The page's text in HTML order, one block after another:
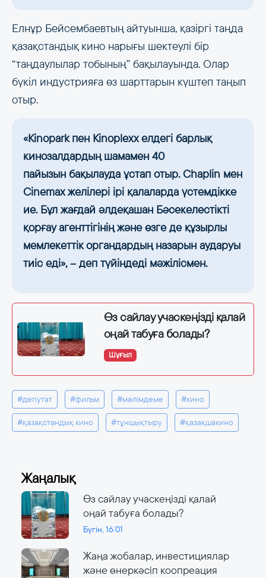
Елнұр Бейсембаевтың айтуынша, қазіргі таңда
қазақстандық кино нарығы шектеулі бір
“таңдаулылар тобының” бақылауында. Олар
бүкіл индустрияға өз шарттарын күштеп таңып
отыр.
«Kinopark пен Kinoplexx елдегі барлық
кинозалдардың шамамен 40
пайызын бақылауда ұстап отыр. Chaplin мен
Cinemax желілері ірі қалаларда үстемдікке
ие. Бұл жағдай әлдеқашан Бәсекелестікті
қорғау агенттігінің және өзге де құзырлы
мемлекеттік органдардың назарын аударуы
тиіс еді», – деп түйіндеді мәжілісмен.
Өз сайлау учаскеңізді қалай
оңай табуға болады?
Шұғыл
#депутат #фильм #мәлімдеме #кино
#қазақстандық кино #тұншықтыру #қазақшакино
Жаңалық
Өз сайлау учаскеңізді қалай
оңай табуға болады?
Бүгін, 16:01
Жаңа жобалар, инвестициялар
және өнеркәсіп коопреация